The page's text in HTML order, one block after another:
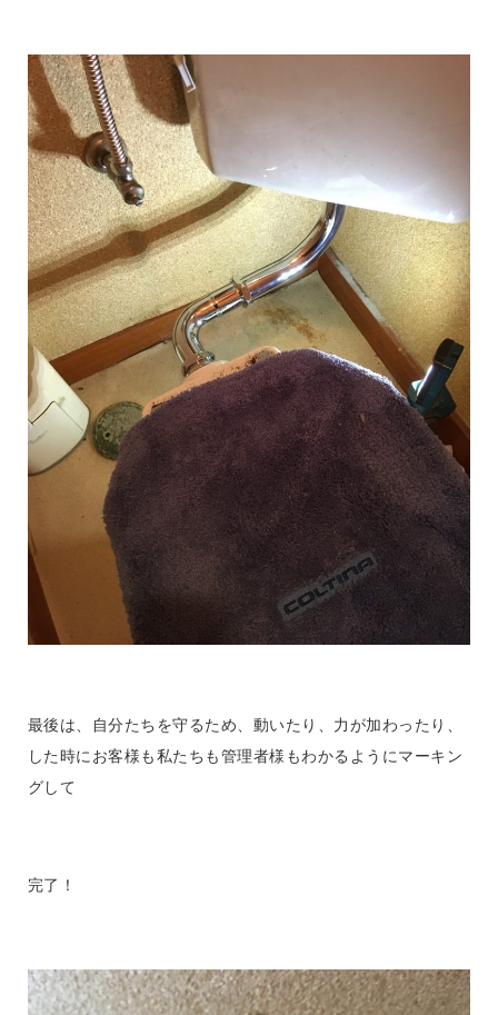
最後は、自分たちを守るため、動いたり、力が加わったり、
した時にお客様も私たちも管理者様もわかるようにマーキン
グして
完了！